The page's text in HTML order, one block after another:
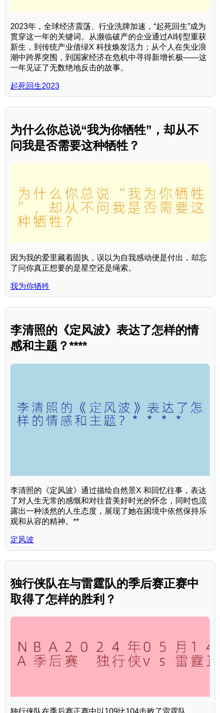
2023年，全球经济震荡、行业洗牌加速，“起死回生”成为
贯穿这一年的关键词。从濒临破产的企业通过AI转型重获
新生，到传统产业借绿X 科技焕发活力；从个人在失业浪
潮中跨界突围，到国家经济在危机中寻得新增长极——这
一年见证了无数绝地反击的故事。
起死回生2023
为什么你总说“我为你牺牲”，却从不
问我是否需要这种牺牲？
因为我的爱里藏着固执，误以为自我感动便是付出，却忘
了问你真正想要的是星空还是绳索。
我为你牺牲
李清照的《定风波》表达了怎样的情
感和主题？****
李清照的《定风波》通过描绘自然景X 和回忆往事，表达
了对人生无常的感慨和对往昔美好时光的怀念，同时也流
露出一种淡然的人生态度，展现了她在困境中依然保持乐
观和从容的精神。**
定风波
独行侠队在与雷霆队的季后赛正赛中
取得了怎样的胜利？
独行侠队在季后赛正赛中以109比104击败了雷霆队。